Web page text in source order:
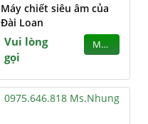
Máy chiết siêu âm của
Đài Loan
Vui lòng
gọi
MUA
0975.646.818 Ms.Nhung